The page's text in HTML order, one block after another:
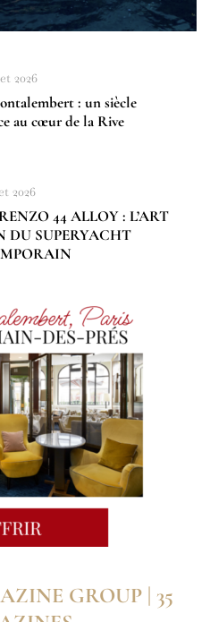
2026
: un siècle
au cœur de la Rive
2026
44 ALLOY : L’ART
DU SUPERYACHT
GROUP | 35